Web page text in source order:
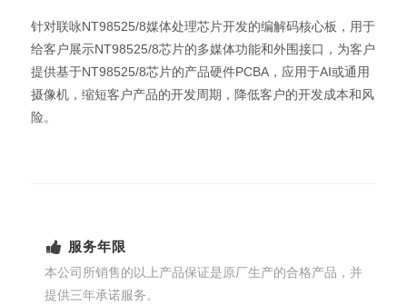
针对联咏NT98525/8媒体处理芯片开发的编解码核心板，用于
给客户展示NT98525/8芯片的多媒体功能和外围接口，为客户
提供基于NT98525/8芯片的产品硬件PCBA，应用于AI或通用
摄像机，缩短客户产品的开发周期，降低客户的开发成本和风
险。
服务年限
本公司所销售的以上产品保证是原厂生产的合格产品，并
提供三年承诺服务。